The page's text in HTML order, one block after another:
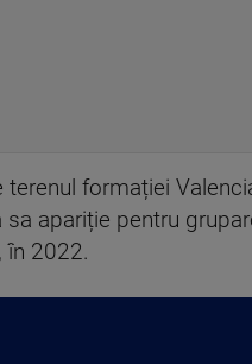
formației
apariție pentru
în 2022.